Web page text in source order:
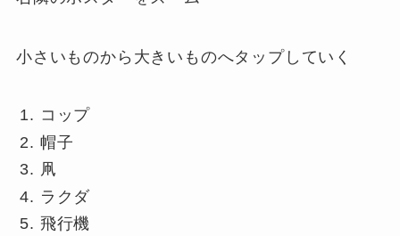
小さいものから大きいものへタップしていく
コップ
帽子
凧
ラクダ
飛行機